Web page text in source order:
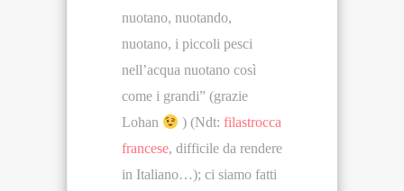
nuotano, nuotando,
nuotano, i piccoli pesci
nell’acqua nuotano così
come i grandi” (grazie
Lohan
) (Ndt:filastrocca
francese, difficile da rendere
in Italiano…); ci siamo fatti